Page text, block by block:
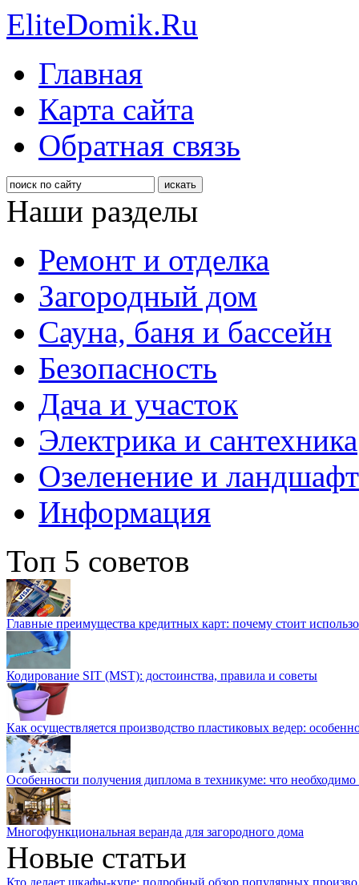
EliteDomik.Ru
Главная
Карта сайта
Обратная связь
Наши разделы
Ремонт и отделка
Загородный дом
Сауна, баня и бассейн
Безопасность
Дача и участок
Электрика и сантехника
Озеленение и
Информация
Топ 5 советов
Главные преимущества кредитных карт: почему стоит
Кодирование SIT (MST): достоинства, правила и советы
Как осуществляется производство пластиковых ведер:
Особенности получения диплома в техникуме: что необходимо
Многофункциональная веранда для загородного дома
Новые статьи
Кто делает шкафы-купе: подробный обзор популярных